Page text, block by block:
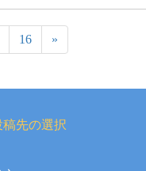
16 »
先の選択
Rights Reserved.